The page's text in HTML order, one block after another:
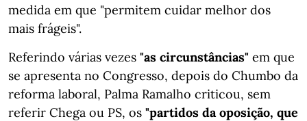
medida em que "permitem cuidar melhor dos
mais frágeis".
Referindo várias vezes "as circunstâncias" em que
se apresenta no Congresso, depois do Chumbo da
reforma laboral, Palma Ramalho criticou, sem
referir Chega ou PS, os "partidos da oposição, que